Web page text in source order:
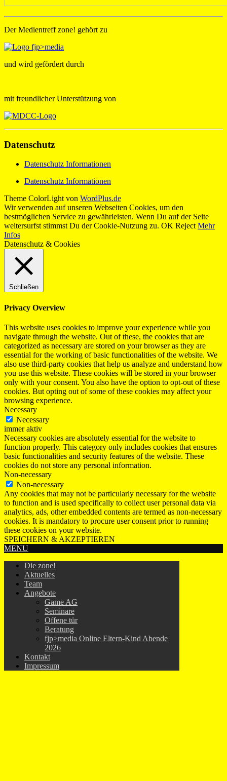
Der Medientreff zone! gehört zu
und wird gefördert durch
mit freundlicher Unterstützung von
Datenschutz
Datenschutz Informationen
Datenschutz Informationen
Theme ColorLight von WordPlus.de
Wir verwenden auf unseren Webseiten Cookies, um den
bestmöglichen Service zu gewährleisten. Wenn Du auf der Seite
weitersurfst stimmst Du der Cookie-Nutzung zu. OK Reject Mehr
Infos
Datenschutz & Cookies
Schließen
Privacy Overview
This website uses cookies to improve your experience while you
navigate through the website. Out of these, the cookies that are
categorized as necessary are stored on your browser as they are
essential for the working of basic functionalities of the website. We
also use third-party cookies that help us analyze and understand how
you use this website. These cookies will be stored in your browser
only with your consent. You also have the option to opt-out of these
cookies. But opting out of some of these cookies may affect your
browsing experience.
Necessary
Necessary
immer aktiv
Necessary cookies are absolutely essential for the website to
function properly. This category only includes cookies that ensures
basic functionalities and security features of the website. These
cookies do not store any personal information.
Non-necessary
Non-necessary
Any cookies that may not be particularly necessary for the website
to function and is used specifically to collect user personal data via
analytics, ads, other embedded contents are termed as non-necessary
cookies. It is mandatory to procure user consent prior to running
these cookies on your website.
SPEICHERN & AKZEPTIEREN
MENU
Die zone!
Aktuelles
Team
Angebote
Game AG
Seminare
Offene tür
Beratung
fjp>media Online Eltern-Kind Abende
2026
Kontakt
Impressum